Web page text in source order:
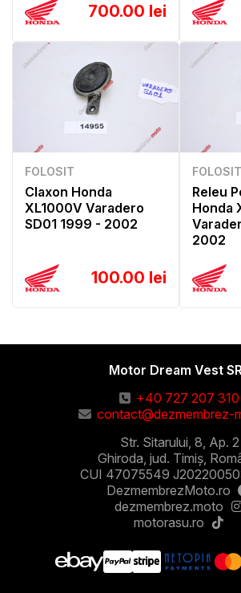
700.00 lei
FOLOSIT
Claxon Honda
XL1000V Varadero
SD01 1999 - 2002
100.00 lei
FOLOSIT
Releu
Honda
2002
Motor Dream Vest
+40 727 207 310
contact@dezmembrez-
Str. Sitarului, 8, Ap. 2
Ghiroda, jud. Timiș,
CUI 47075549
DezmembrezMoto.ro
dezmembrez.moto
motorasu.ro